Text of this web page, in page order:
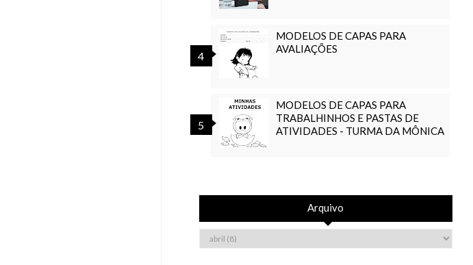
MODELOS DE CAPAS PARA
AVALIAÇÕES
MODELOS DE CAPAS PARA
TRABALHINHOS E PASTAS DE
ATIVIDADES - TURMA DA MÔNICA
Arquivo